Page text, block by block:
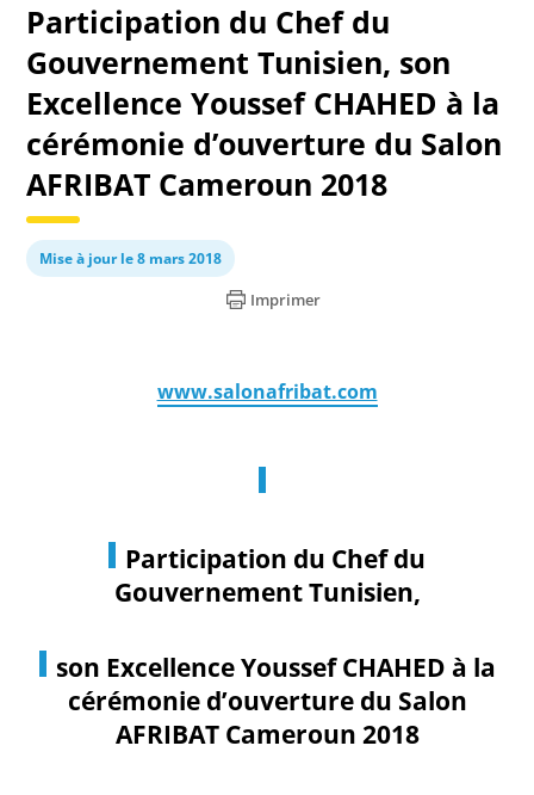
Participation du Chef du
Gouvernement Tunisien, son
Excellence Youssef CHAHED à la
cérémonie d’ouverture du Salon
AFRIBAT Cameroun 2018
Mise à jour le 8 mars 2018
Imprimer
www.salonafribat.com
Participation du Chef du
Gouvernement Tunisien,
son Excellence Youssef CHAHED à la
cérémonie d’ouverture du Salon
AFRIBAT Cameroun 2018